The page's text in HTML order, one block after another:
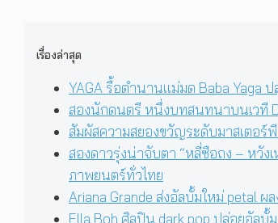
เรื่องล่าสุด
YAGA รื้อตำนานแม่มด Baba Yaga
สองนักดนตรี หนึ่งบทสนทนาบนเวที
สัมผัสความสยองขวัญระดับมาสเตอร์
สองดาวรุ่งน่าจับตา “หลี่ซือถง – หวัง
ภาพยนตร์ทั่วไทย
Ariana Grande ส่งอัลบั้มใหม่ petal
Ella Boh ศิลปิน dark pop ปล่อยอัลบั้